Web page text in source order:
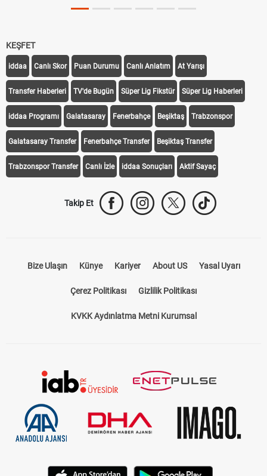
KEŞFET
iddaa Canlı Skor Puan Durumu Canlı Anlatım At Yarışı
Transfer Haberleri TV'de Bugün Süper Lig Fikstür Süper Lig Haberleri
iddaa Programı Galatasaray Fenerbahçe Beşiktaş Trabzonspor
Galatasaray Transfer Fenerbahçe Transfer Beşiktaş Transfer
Trabzonspor Transfer Canlı İzle iddaa Sonuçları Aktif Sayaç
Takip Et
Bize Ulaşın Künye Kariyer About US Yasal Uyarı
Çerez Politikası Gizlilik Politikası
KVKK Aydınlatma Metni Kurumsal